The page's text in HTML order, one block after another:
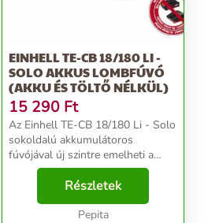
EINHELL TE-CB 18/180 LI -
SOLO AKKUS LOMBFÚVÓ
(AKKU ÉS TÖLTŐ NÉLKÜL)
15 290 Ft
Az Einhell TE-CB 18/180 Li - Solo
sokoldalú akkumulátoros
fúvójával új szintre emelheti a
takarítást. A mellékelt három
darab adapter segítségével a
készülék építkezéseken és
műhelyben is egyaránt has...
Részletek
Pepita